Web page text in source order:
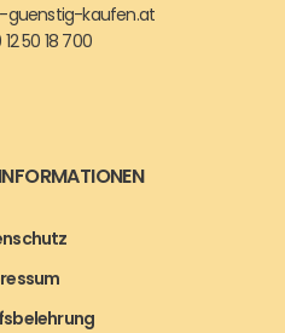
guenstig-kaufen.at
50 18 700